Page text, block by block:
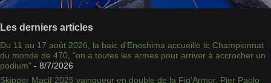
Les derniers articles
Du 11 au 17 août 2026, la baie d'Enoshima accueille le Championnat
du monde de 470, "on a toutes les armes pour arriver à accrocher un
podium" - 8/7/2026
Skipper Macif 2025 vainqueur en double de la Fig’Armor, Pier Paolo